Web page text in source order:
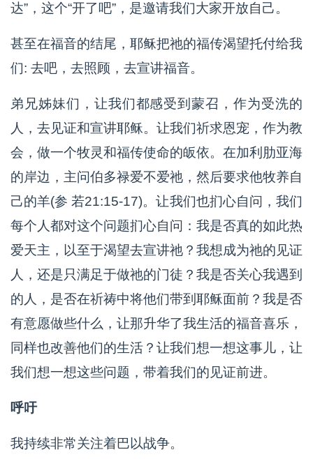
达”，这个“开了吧”，是邀请我们大家开放自己。
甚至在福音的结尾，耶稣把祂的福传渴望托付给我
们: 去吧，去照顾，去宣讲福音。
弟兄姊妹们，让我们都感受到蒙召，作为受洗的
人，去见证和宣讲耶稣。让我们祈求恩宠，作为教
会，做一个牧灵和福传使命的皈依。在加利肋亚海
的岸边，主问伯多禄爱不爱祂，然后要求他牧养自
己的羊(参 若21:15-17)。让我们也扪心自问，我们
每个人都对这个问题扪心自问：我是否真的如此热
爱天主，以至于渴望去宣讲祂？我想成为祂的见证
人，还是只满足于做祂的门徒？我是否关心我遇到
的人，是否在祈祷中将他们带到耶稣面前？我是否
有意愿做些什么，让那升华了我生活的福音喜乐，
同样也改善他们的生活？让我们想一想这事儿，让
我们想一想这些问题，带着我们的见证前进。
呼吁
我持续非常关注着巴以战争。